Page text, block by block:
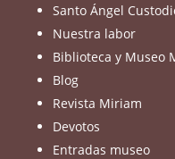
Santo Ángel
Nuestra labor
Biblioteca y Museo
Blog
Revista Miriam
Devotos
Entradas museo